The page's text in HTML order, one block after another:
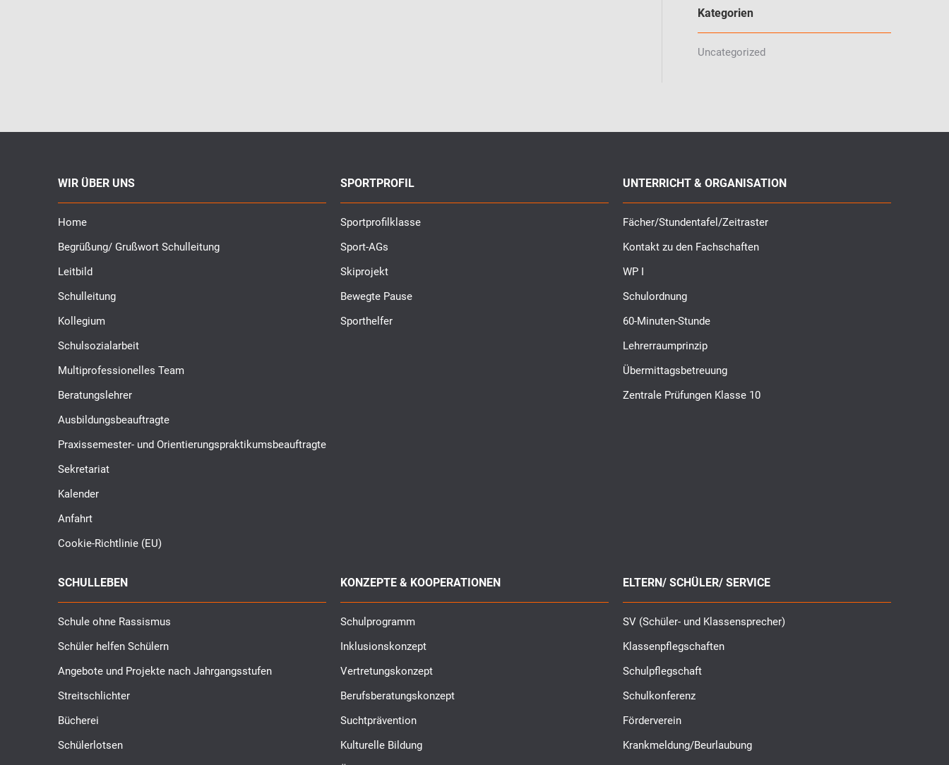
Kategorien
Uncategorized
WIR ÜBER UNS
Home
Begrüßung/ Grußwort Schulleitung
Leitbild
Schulleitung
Kollegium
Schulsozialarbeit
Multiprofessionelles Team
Beratungslehrer
Ausbildungsbeauftragte
Praxissemester- und Orientierungspraktikumsbeauftragte
Sekretariat
Kalender
Anfahrt
Cookie-Richtlinie (EU)
SPORTPROFIL
Sportprofilklasse
Sport-AGs
Skiprojekt
Bewegte Pause
Sporthelfer
UNTERRICHT & ORGANISATION
Fächer/Stundentafel/Zeitraster
Kontakt zu den Fachschaften
WP I
Schulordnung
60-Minuten-Stunde
Lehrerraumprinzip
Übermittagsbetreuung
Zentrale Prüfungen Klasse 10
SCHULLEBEN
Schule ohne Rassismus
Schüler helfen Schülern
Angebote und Projekte nach Jahrgangsstufen
Streitschlichter
Bücherei
Schülerlotsen
KONZEPTE & KOOPERATIONEN
Schulprogramm
Inklusionskonzept
Vertretungskonzept
Berufsberatungskonzept
Suchtprävention
Kulturelle Bildung
ELTERN/ SCHÜLER/ SERVICE
SV (Schüler- und Klassensprecher)
Klassenpflegschaften
Schulpflegschaft
Schulkonferenz
Förderverein
Krankmeldung/Beurlaubung